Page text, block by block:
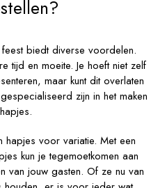
biedt diverse voordelen.
tijd en moeite. Je hoeft niet zelf
maar kunt dit overlaten
zijn in het maken
hapjes voor variatie. Met een
kun je tegemoetkomen aan
van jouw gasten. Of ze nu van